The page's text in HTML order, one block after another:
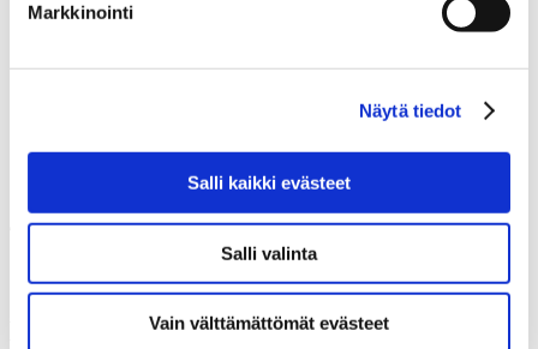
Markkinointi
Näytä tiedot
Salli kaikki evästeet
Salli valinta
Vain välttämättömät evästeet
Kalliokaivo Oy